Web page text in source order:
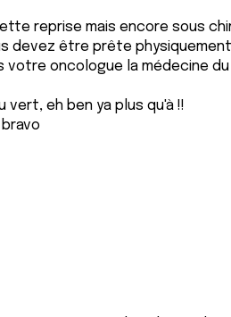
reprise mais encore sous
devez être prête
votre oncologue la médecine
eh ben ya plus qu'à !!